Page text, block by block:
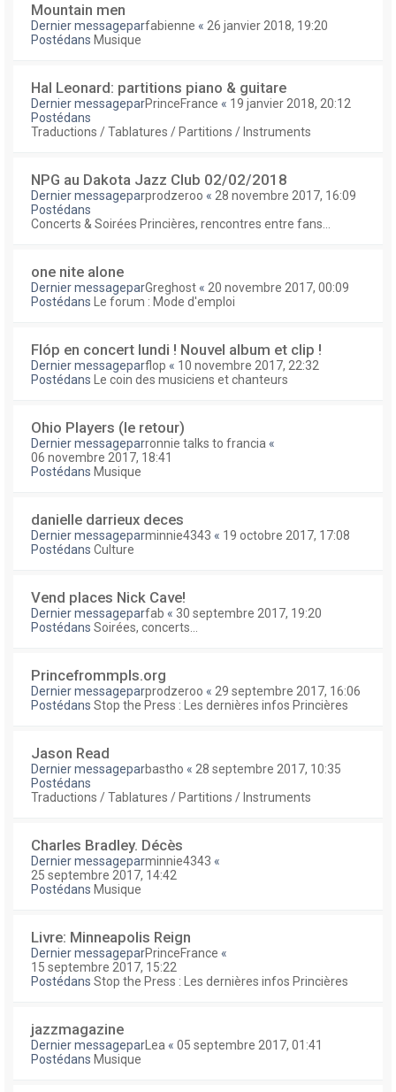
Mountain men
Dernier messageparfabienne « 26 janvier 2018, 19:20
Postédans Musique
Hal Leonard: partitions piano & guitare
Dernier messageparPrinceFrance « 19 janvier 2018, 20:12
Postédans
Traductions / Tablatures / Partitions / Instruments
NPG au Dakota Jazz Club 02/02/2018
Dernier messageparprodzeroo « 28 novembre 2017, 16:09
Postédans
Concerts & Soirées Princières, rencontres entre fans...
one nite alone
Dernier messageparGreghost « 20 novembre 2017, 00:09
Postédans
Le forum : Mode d'emploi
Flóp en concert lundi ! Nouvel album et clip !
Dernier messageparflop « 10 novembre 2017, 22:32
Postédans
Le coin des musiciens et chanteurs
Ohio Players (le retour)
Dernier messageparronnie talks to francia «
06 novembre 2017, 18:41
Postédans Musique
danielle darrieux deces
Dernier messageparminnie4343 « 19 octobre 2017, 17:08
Postédans Culture
Vend places Nick Cave!
Dernier messageparfab « 30 septembre 2017, 19:20
Postédans Soirées, concerts...
Princefrommpls.org
Dernier messageparprodzeroo « 29 septembre 2017, 16:06
Postédans Stop the Press : Les dernières infos Princières
Jason Read
Dernier messageparbastho « 28 septembre 2017, 10:35
Postédans
Traductions / Tablatures / Partitions / Instruments
Charles Bradley. Décès
Dernier messageparminnie4343 «
25 septembre 2017, 14:42
Postédans Musique
Livre: Minneapolis Reign
Dernier messageparPrinceFrance «
15 septembre 2017, 15:22
Postédans Stop the Press : Les dernières infos Princières
jazzmagazine
Dernier messagepar Lea « 05 septembre 2017, 01:41
Postédans Musique